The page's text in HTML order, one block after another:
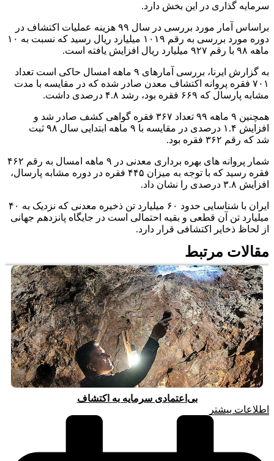
سرمایه گذاری در این بخش دارد.
براساس آمار مورد بررسی در سال ۹۹ هزینه عملیات اکتشاف در
دوره مورد بررسی به رقم ۱۰۱۹ میلیارد ریال رسید که نسبت به ۱۰
ماهه ۹۸ با رقم ۹۲۷ میلیارد ریال افزایش یافته است.
به گزارش ایرنا، بررسی آمارهای ۹ ماهه امسال حاکی است تعداد
۷۰۱ فقره پروانه اکتشاف معدن صادر شده که در مقایسه با مدت
مشابه پارسال که ۶۶۹ فقره بود، رشد ۴.۸ درصدی داشت.
همچنین ۹ ماهه ۹۹ تعداد ۳۶۷ فقره گواهی کشف صادر شد و
افزایش ۱.۴ درصدی در مقایسه با ۹ ماهه ابتدایی سال ۹۸ ثبت
شد که رقم ۳۶۲ فقره بود.
شمار پروانه های بهره برداری معدنی در ۹ ماهه امسال به رقم ۴۶۲
فقره رسید که با توجه به میزان ۴۴۵ فقره در دوره مشابه پارسال،
افزایش ۳.۸ درصدی را نشان داد.
ایران با شناسایی حدود ۶۰ میلیارد تن ذخیره معدنی که نزدیک به ۴۰
میلیارد تن آن قطعی و بقیه احتمالی است در جایگاه پانزدهم جهانی
از لحاظ ذخایر اکتشافی قرار دارد.
مقالات مرتبط
بی‌اعتمادی سرمایه به اکتشاف
اطلاعات بیشتر